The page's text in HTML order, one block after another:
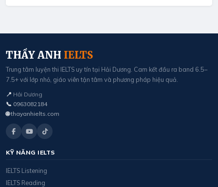
THẦY ANH IELTS
Trung tâm luyện thi IELTS uy tín tại Hải Dương. Cam kết đầu ra band 6.5–
7.5+ với lớp nhỏ, giáo viên tận tâm và phương pháp hiệu quả.
📍 Hải Dương
📞 0963082184
🌐 thayanhielts.com
KỸ NĂNG IELTS
IELTS Listening
IELTS Reading